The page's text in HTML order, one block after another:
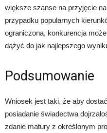
większe szanse na przyjęcie
przypadku popularnych
ograniczona, konkurencja
dążyć do jak najlepszego
Podsumowanie
Wniosek jest taki, że aby
posiadanie świadectwa
zdanie matury z określonym